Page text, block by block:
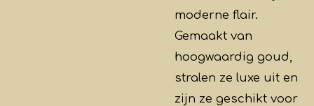
moderne flair.
Gemaakt van
hoogwaardig goud,
stralen ze luxe uit en
zijn ze geschikt voor